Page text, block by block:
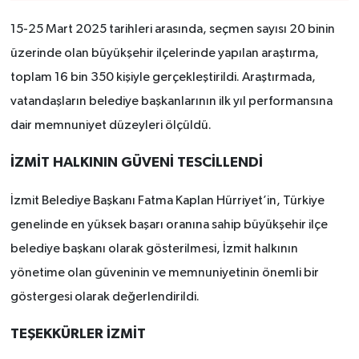
15-25 Mart 2025 tarihleri arasında, seçmen sayısı 20 binin
üzerinde olan büyükşehir ilçelerinde yapılan araştırma,
toplam 16 bin 350 kişiyle gerçekleştirildi. Araştırmada,
vatandaşların belediye başkanlarının ilk yıl performansına
dair memnuniyet düzeyleri ölçüldü.
İZMİT HALKININ GÜVENİ TESCİLLENDİ
İzmit Belediye Başkanı Fatma Kaplan Hürriyet’in, Türkiye
genelinde en yüksek başarı oranına sahip büyükşehir ilçe
belediye başkanı olarak gösterilmesi, İzmit halkının
yönetime olan güveninin ve memnuniyetinin önemli bir
göstergesi olarak değerlendirildi.
TEŞEKKÜRLER İZMİT